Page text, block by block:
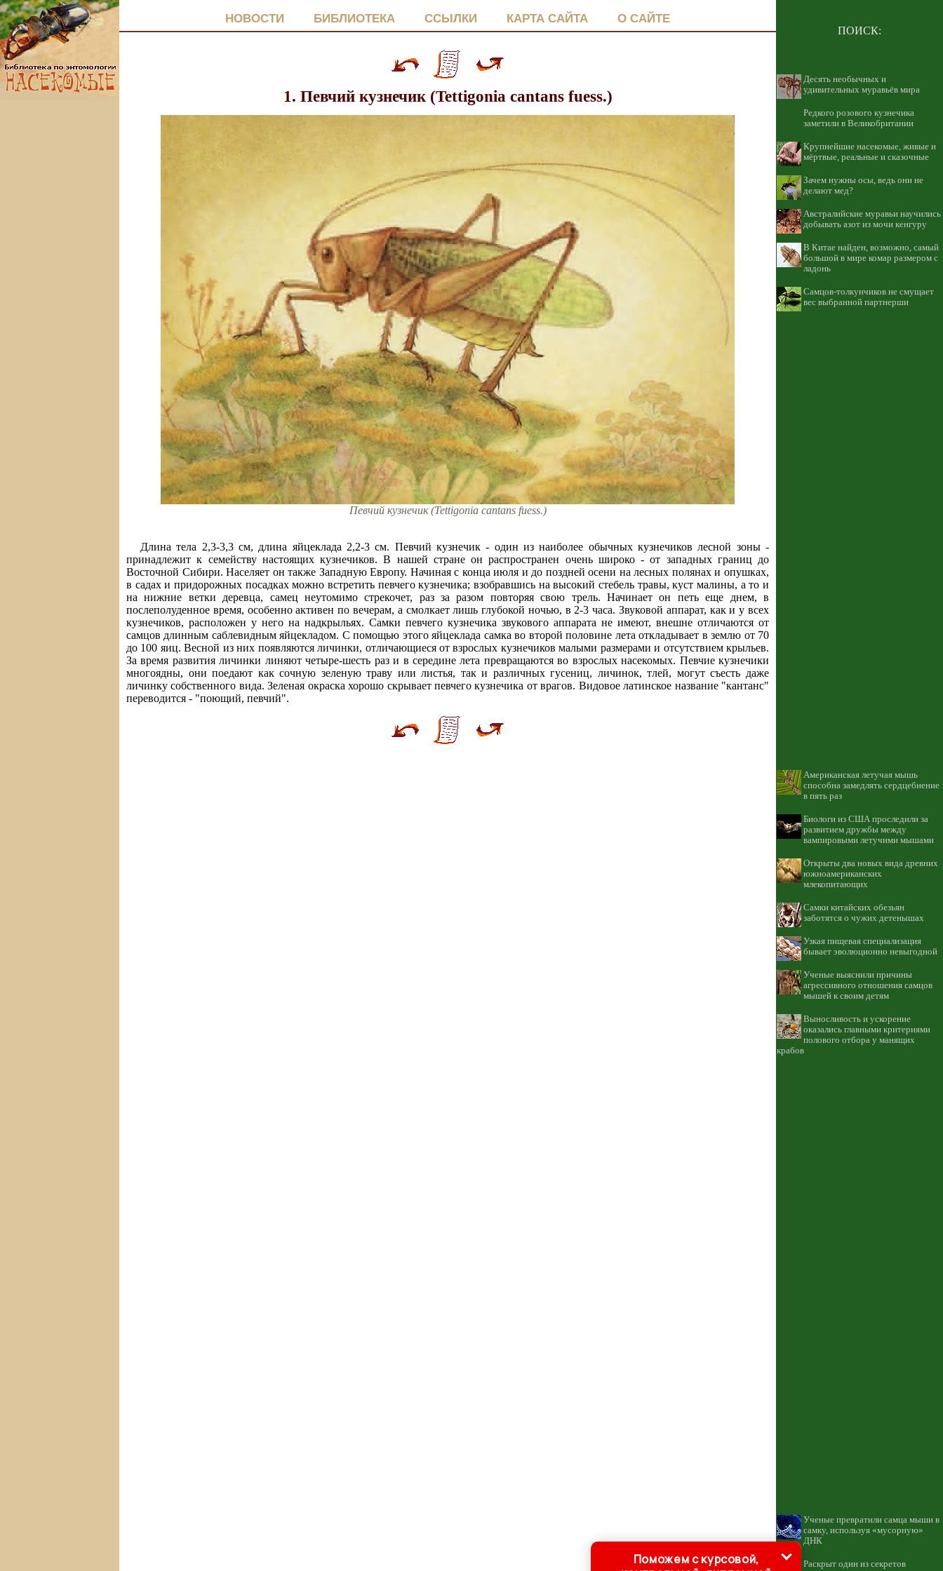
НОВОСТИ БИБЛИОТЕКА ССЫЛКИ КАРТА САЙТА О САЙТЕ
1. Певчий кузнечик (Tettigonia cantans fuess.)
Певчий кузнечик (Tettigonia cantans fuess.)
Длина тела 2,3-3,3 см, длина яйцеклада 2,2-3 см. Певчий кузнечик - один из наиболее обычных кузнечиков лесной зоны -
принадлежит к семейству настоящих кузнечиков. В нашей стране он распространен очень широко - от западных границ до
Восточной Сибири. Населяет он также Западную Европу. Начиная с конца июля и до поздней осени на лесных полянах и опушках,
в садах и придорожных посадках можно встретить певчего кузнечика; взобравшись на высокий стебель травы, куст малины, а то и
на нижние ветки деревца, самец неутомимо стрекочет, раз за разом повторяя свою трель. Начинает он петь еще днем, в
послеполуденное время, особенно активен по вечерам, а смолкает лишь глубокой ночью, в 2-3 часа. Звуковой аппарат, как и у всех
кузнечиков, расположен у него на надкрыльях. Самки певчего кузнечика звукового аппарата не имеют, внешне отличаются от
самцов длинным саблевидным яйцекладом. С помощью этого яйцеклада самка во второй половине лета откладывает в землю от 70
до 100 яиц. Весной из них появляются личинки, отличающиеся от взрослых кузнечиков малыми размерами и отсутствием крыльев.
За время развития личинки линяют четыре-шесть раз и в середине лета превращаются во взрослых насекомых. Певчие кузнечики
многоядны, они поедают как сочную зеленую траву или листья, так и различных гусениц, личинок, тлей, могут съесть даже
личинку собственного вида. Зеленая окраска хорошо скрывает певчего кузнечика от врагов. Видовое латинское название "кантанс"
переводится - "поющий, певчий".
ПОИСК:
Десять необычных и
удивительных муравьёв мира
Редкого розового кузнечика
заметили в Великобритании
Крупнейшие насекомые, живые и
мёртвые, реальные и сказочные
Зачем нужны осы, ведь они не
делают мед?
Австралийские муравьи научились
добывать азот из мочи кенгуру
В Китае найден, возможно, самый
большой в мире комар размером с
ладонь
Самцов-толкунчиков не смущает
вес выбранной партнерши
Американская летучая мышь
способна замедлять сердцебиение
в пять раз
Биологи из США проследили за
развитием дружбы между
вампировыми летучими мышами
Открыты два новых вида древних
южноамериканских
млекопитающих
Самки китайских обезьян
заботятся о чужих детенышах
Узкая пищевая специализация
бывает эволюционно невыгодной
Ученые выяснили причины
агрессивного отношения самцов
мышей к своим детям
Выносливость и ускорение
оказались главными критериями
полового отбора у манящих
крабов
Ученые превратили самца мыши в
самку, используя «мусорную»
ДНК
Раскрыт один из секретов
Поможем с курсовой,